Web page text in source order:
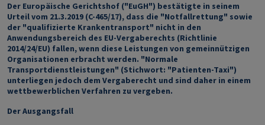
Der Europäische Gerichtshof ("EuGH") bestätigte in seinem
Urteil vom 21.3.2019 (C-465/17), dass die "Notfallrettung" sowie
der "qualifizierte Krankentransport" nicht in den
Anwendungsbereich des EU-Vergaberechts (Richtlinie
2014/24/EU) fallen, wenn diese Leistungen von gemeinnützigen
Organisationen erbracht werden. "Normale
Transportdienstleistungen" (Stichwort: "Patienten-Taxi")
unterliegen jedoch dem Vergaberecht und sind daher in einem
wettbewerblichen Verfahren zu vergeben.
Der Ausgangsfall